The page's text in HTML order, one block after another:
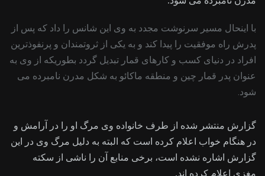
با اینحال مسیر سرنوشت مجدد به وی این شانس را داد که پس از
پدرش راه موفقیت را پیدا کند و به یکی از ثروتمندان و پرنفوذترین
افراد در دنیای کسب و کارهای قمار تبدیل گردد بطوریکه از وی به
عنوان پدر قمار چین و منطقه ماکائو به شکل مدرن نامبرده می
شود.
گزارش منتشر شده از طرف خانواده وی مرگ او را در آرامش و
در هنگام خواب اعلام کرده است که البته به دلیل مرگ وی در این
گزارش اشاره نشده است، برخی منابع آن را ناشی از سکته
مغزی اعلام کرده اند.